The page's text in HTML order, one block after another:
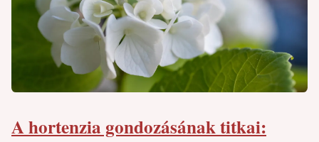
A hortenzia gondozásának titkai: